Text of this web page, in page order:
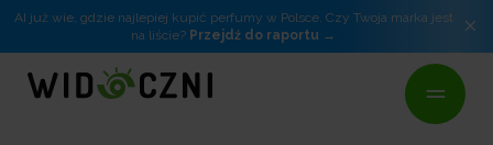
AI już wie, gdzie najlepiej kupić perfumy w Polsce. Czy Twoja marka jest
na liście? Przejdź do raportu ×